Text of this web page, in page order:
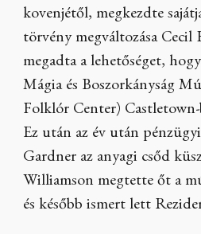
kovenjétől, megkezdte
törvény megváltozása
megadta a lehetőséget,
Mágia és Boszorkányság
Folklór Center)
Ez után az év után
Gardner az anyagi csőd
Williamson megtette őt a
és később ismert lett